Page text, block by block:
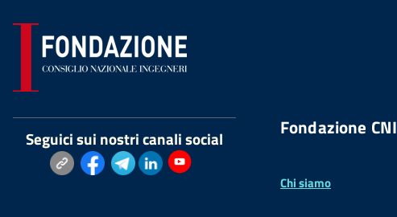
Seguici sui nostri canali social Fondazione CNI
Chi siamo